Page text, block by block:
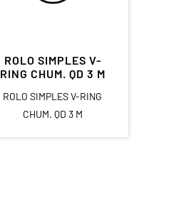
ROLO SIMPLES V-
RING CHUM. QD 3 M
ROLO SIMPLES V-RING
CHUM. QD 3 M